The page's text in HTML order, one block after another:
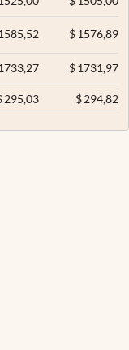
$1576,89
$1731,97
295,03 $294,82